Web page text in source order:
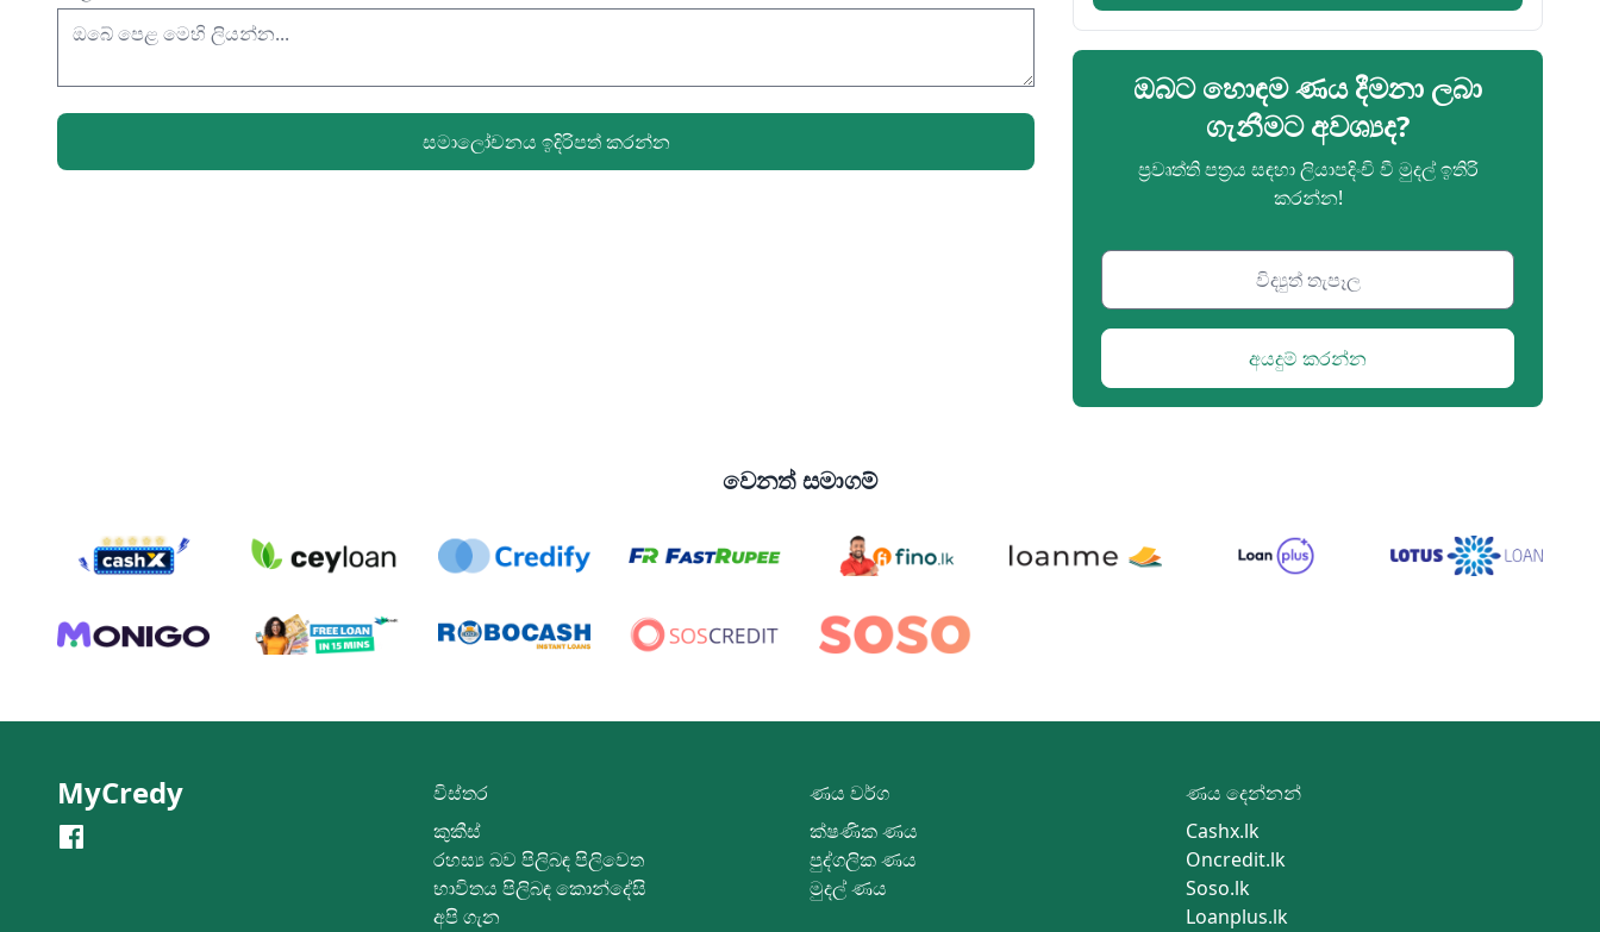
ඔබට හොඳම ණය දීමනා ලබා
ගැනීමට අවශ්‍යද?
ප්‍රවෘත්ති පත්‍රය සඳහා ලියාපදිංචි වී මුදල් ඉතිරි
කරන්න!
අයදුම් කරන්න
සමාලෝචනය ඉදිරිපත් කරන්න
වෙනත් සමාගම්
MyCredy
විස්තර
කුකීස්
රහස්‍ය බව පිලිබඳ පිලිවෙත
භාවිතය පිලිබඳ කොන්දේසි
අපි ගැන
ණය වර්ග
ක්ෂණික ණය
පුද්ගලික ණය
මුදල් ණය
ණය දෙන්නන්
Cashx.lk
Oncredit.lk
Soso.lk
Loanplus.lk